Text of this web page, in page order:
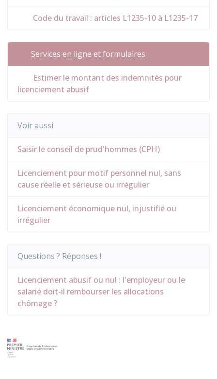
Code du travail : articles L1235-10 à L1235-17
Services en ligne et formulaires
Estimer le montant des indemnités pour
licenciement abusif
Voir aussi
Saisir le conseil de prud'hommes (CPH)
Licenciement pour motif personnel nul, sans
cause réelle et sérieuse ou irrégulier
Licenciement économique nul, injustifié ou
irrégulier
Questions ? Réponses !
Licenciement abusif ou nul : l'employeur ou le
salarié doit-il rembourser les allocations
chômage ?